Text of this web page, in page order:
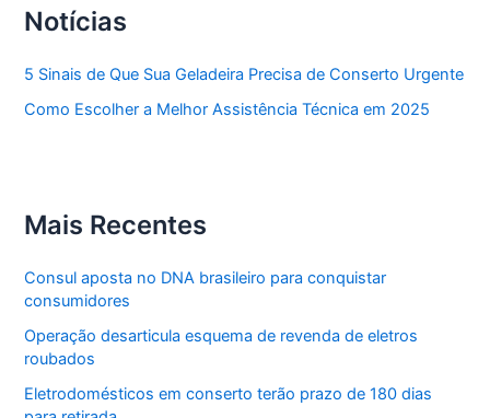
Notícias
5 Sinais de Que Sua Geladeira Precisa de Conserto Urgente
Como Escolher a Melhor Assistência Técnica em 2025
Mais Recentes
Consul aposta no DNA brasileiro para conquistar
consumidores
Operação desarticula esquema de revenda de eletros
roubados
Eletrodomésticos em conserto terão prazo de 180 dias